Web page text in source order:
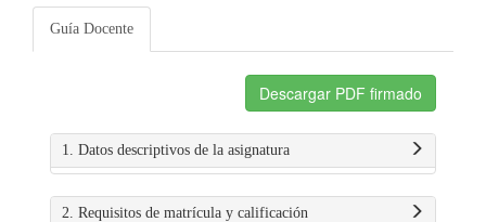
Guía Docente
Descargar PDF firmado
1. Datos descriptivos de la asignatura
2. Requisitos de matrícula y calificación